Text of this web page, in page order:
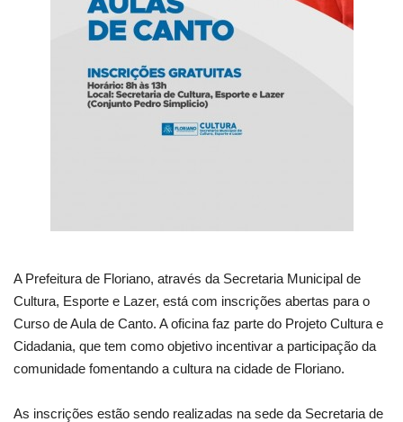
A Prefeitura de Floriano, através da Secretaria Municipal de
Cultura, Esporte e Lazer, está com inscrições abertas para o
Curso de Aula de Canto. A oficina faz parte do Projeto Cultura e
Cidadania, que tem como objetivo incentivar a participação da
comunidade fomentando a cultura na cidade de Floriano.
As inscrições estão sendo realizadas na sede da Secretaria de